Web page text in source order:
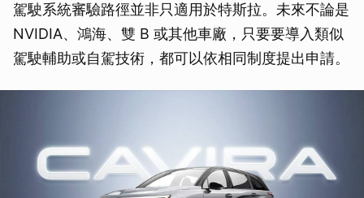
駕駛系統審驗路徑並非只適用於特斯拉。未來不論是
NVIDIA、鴻海、雙 B 或其他車廠，只要要導入類似
駕駛輔助或自駕技術，都可以依相同制度提出申請。